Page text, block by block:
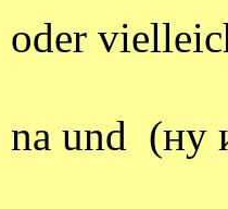
oder
na und (ну